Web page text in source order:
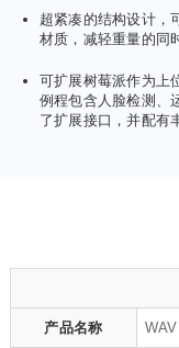
超紧凑的结构设计，
材质，减轻重量的同
可扩展树莓派作为上
例程包含人脸检测、
了扩展接口，并配有
产品名称